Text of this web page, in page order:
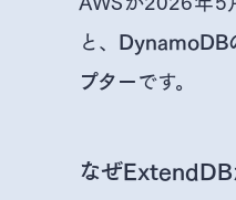
と、 DynamoDB
プターです。
なぜ